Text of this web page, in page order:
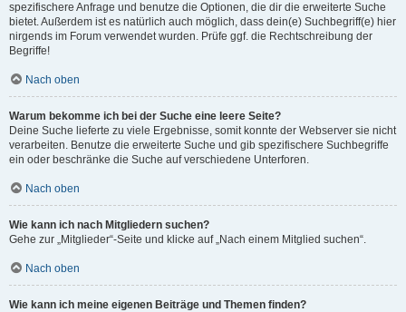
spezifischere Anfrage und benutze die Optionen, die dir die erweiterte Suche
bietet. Außerdem ist es natürlich auch möglich, dass dein(e) Suchbegriff(e) hier
nirgends im Forum verwendet wurden. Prüfe ggf. die Rechtschreibung der
Begriffe!
Nach oben
Warum bekomme ich bei der Suche eine leere Seite?
Deine Suche lieferte zu viele Ergebnisse, somit konnte der Webserver sie nicht
verarbeiten. Benutze die erweiterte Suche und gib spezifischere Suchbegriffe
ein oder beschränke die Suche auf verschiedene Unterforen.
Nach oben
Wie kann ich nach Mitgliedern suchen?
Gehe zur „Mitglieder“-Seite und klicke auf „Nach einem Mitglied suchen“.
Nach oben
Wie kann ich meine eigenen Beiträge und Themen finden?